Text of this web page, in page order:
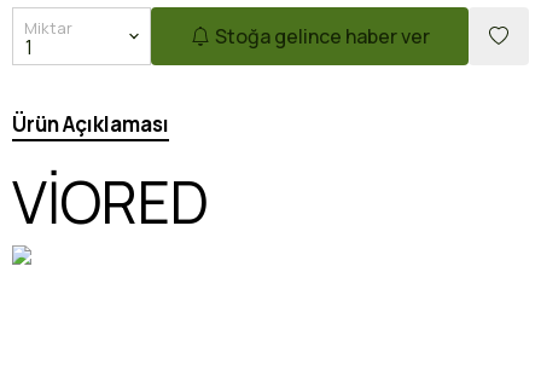
Miktar Stoğa gelince haber ver
Ürün Açıklaması
VİORED